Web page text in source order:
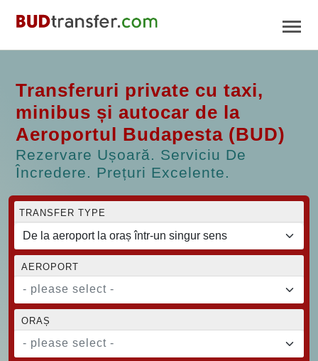
Transferuri private cu taxi,
minibus și autocar de la
Aeroportul Budapesta (BUD)
Rezervare Ușoară. Serviciu De
Încredere. Prețuri Excelente.
TRANSFER TYPE
AEROPORT
- please select -
ORAȘ
- please select -